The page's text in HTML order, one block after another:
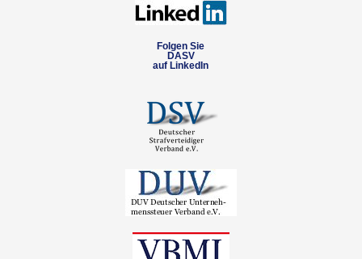
Folgen Sie
DASV
auf LinkedIn